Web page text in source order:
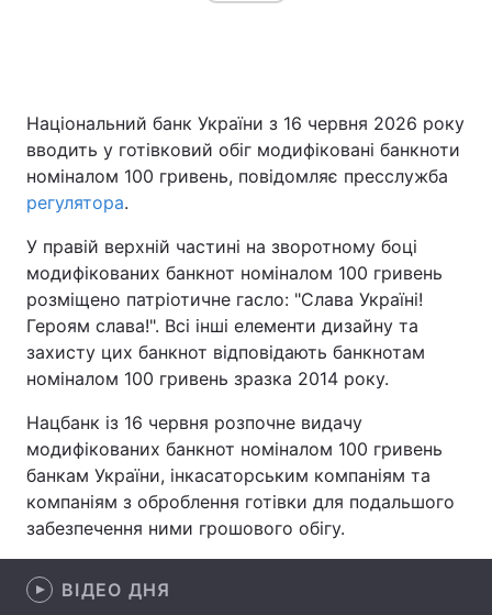
Україна Політика
Економіка
Спорт Наука
Техно і зв'язок Лайт
Зброя Інциденти
Цікавинки Погода
Лонгріди
Відео з Youtube
Національний банк України з 16 червня 2026 року
вводить у готівковий обіг модифіковані банкноти
номіналом 100 гривень, повідомляє пресслужба
регулятора.
У правій верхній частині на зворотному боці
модифікованих банкнот номіналом 100 гривень
розміщено патріотичне гасло: "Слава Україні!
Героям слава!". Всі інші елементи дизайну та
захисту цих банкнот відповідають банкнотам
номіналом 100 гривень зразка 2014 року.
Нацбанк із 16 червня розпочне видачу
модифікованих банкнот номіналом 100 гривень
банкам України, інкасаторським компаніям та
компаніям з оброблення готівки для подальшого
забезпечення ними грошового обігу.
ВІДЕО ДНЯ